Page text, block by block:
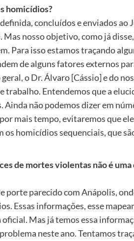
homicídios?
concluídos e enviados ao
nosso objetivo, como já
Para isso estamos traçando
de alguns fatores externos
o Dr. Álvaro [Cássio] e do
trabalho. Entendemos que a
não podemos dizer em
mais tempo, evitaremos que
os homicídios sequenciais, que
de mortes violentas não é
porte parecido com Anápolis,
Essas informações, esse
Mas já temos essa
neste ano. Tentamos